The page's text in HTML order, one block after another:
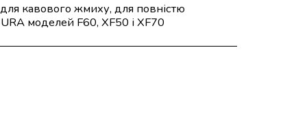
кавового жмиху, для повністю
моделей F60, XF50 і XF70